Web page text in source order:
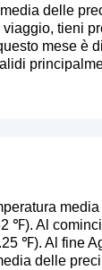
delle
tieni
mese è
℉). Al
℉). Al fine
delle